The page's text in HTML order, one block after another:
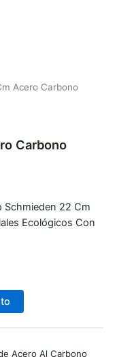
Acero Carbono
Carbono
Schmieden 22 Cm
Ecológicos Con
Acero Al Carbono